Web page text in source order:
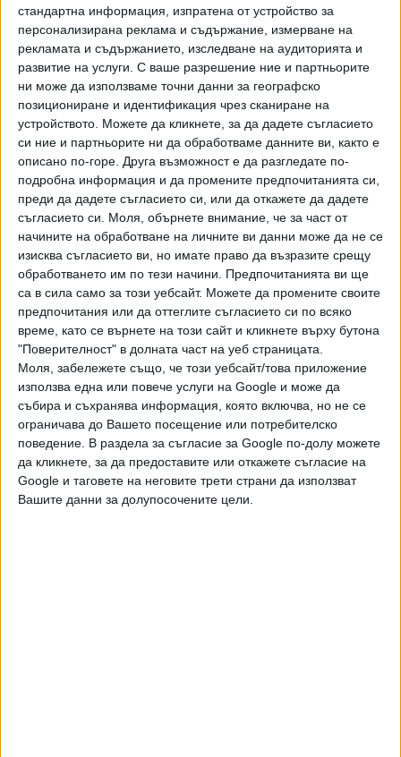
стандартна информация, изпратена от устройство за
персонализирана реклама и съдържание, измерване на
рекламата и съдържанието, изследване на аудиторията и
развитие на услуги. С ваше разрешение ние и партньорите
ни може да използваме точни данни за географско
позициониране и идентификация чрез сканиране на
устройството. Можете да кликнете, за да дадете съгласието
си ние и партньорите ни да обработваме данните ви, както е
описано по-горе. Друга възможност е да разгледате по-
подробна информация и да промените предпочитанията си,
преди да дадете съгласието си, или да откажете да дадете
съгласието си.
Моля, обърнете внимание, че за част от
начините на обработване на личните ви данни може да не се
изисква съгласието ви, но имате право да възразите срещу
обработването им по тези начини. Предпочитанията ви ще
са в сила само за този уебсайт. Можете да промените своите
предпочитания или да оттеглите съгласието си по всяко
време, като се върнете на този сайт и кликнете върху бутона
"Поверителност" в долната част на уеб страницата.
Моля, забележете също, че този уебсайт/това приложение
използва една или повече услуги на Google и може да
събира и съхранява информация, която включва, но не се
ограничава до Вашето посещение или потребителско
поведение. В раздела за съгласие за Google по-долу можете
да кликнете, за да предоставите или откажете съгласие на
Google и таговете на неговите трети страни да използват
Вашите данни за долупосочените цели.
ПОСЛЕ
Хавайската Богородица заплака с фентанилови сълзи